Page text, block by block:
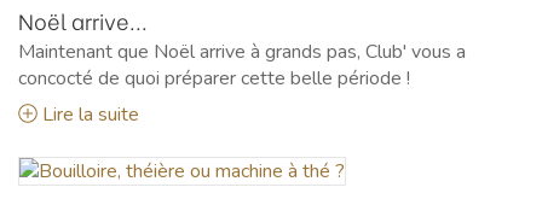
Noël arrive...
Maintenant que Noël arrive à grands pas, Club' vous a
concocté de quoi préparer cette belle période !
Lire la suite